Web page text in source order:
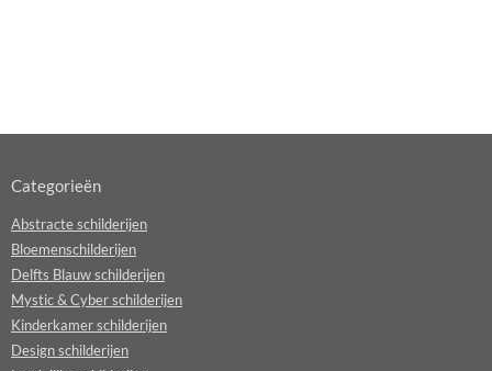
Categorieën
Abstracte schilderijen
Bloemenschilderijen
Delfts Blauw schilderijen
Mystic & Cyber schilderijen
Kinderkamer schilderijen
Design schilderijen